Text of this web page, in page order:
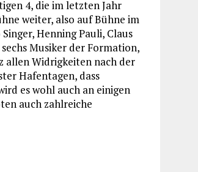
4, die im letzten Jahr
weiter, also auf Bühne im
Henning Pauli, Claus
Musiker der Formation,
allen Widrigkeiten nach der
Hafentagen, dass
es wohl auch an einigen
auch zahlreiche